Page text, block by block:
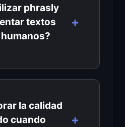
phrasly
textos
la calidad
cuando